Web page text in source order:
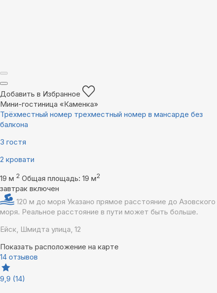
Добавить в Избранное
Мини-гостиница «Каменка»
Трёхместный номер трехместный номер в мансарде без
балкона
3 гостя
2 кровати
19 м 2 Общая площадь: 19 м2
завтрак включен
120 м до моря Указано прямое расстояние до Азовского
моря. Реальное расстояние в пути может быть больше.
Ейск, Шмидта улица, 12
Показать расположение на карте
14 отзывов
9,9 (14)